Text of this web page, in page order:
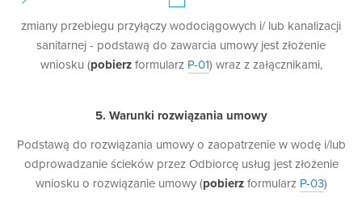
zmiany przebiegu przyłączy wodociągowych i/ lub kanalizacji
sanitarnej - podstawą do zawarcia umowy jest złożenie
wniosku (pobierzformularz P-01) wraz z załącznikami,
5. Warunki rozwiązania umowy
Podstawą do rozwiązania umowy o zaopatrzenie w wodę i/lub
odprowadzanie ścieków przez Odbiorcę usług jest złożenie
wniosku o rozwiązanie umowy (pobierzformularz P-03)
wyrażonej, pozyskiwanej przez nas, np. w celach
rekrutacji pracowników, realizacji działań
edukacyjnych prowadzonych przez Administratora z
zakresu prawidłowej segregacji odpadów
Administratora, związanych z przepisami prawa
rozpoznawaniem skarg i reklamacji;
w celu realizacji obowiązków pracodawcy
wynikających z Ustawy - Kodeks pracy, gdzie